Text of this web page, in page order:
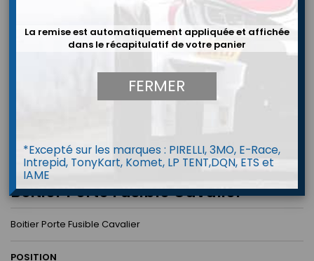
Boitier Porte Fusible Cavalier
Boitier Porte Fusible Cavalier
POSITION
La remise est automatiquement appliquée et affichée
dans le récapitulatif de votre panier
FERMER
*Excepté sur les marques : PIRELLI, 3MO, E-Race,
Intrepid, TonyKart, Komet, LP TENT,DQN, ETS et
IAME